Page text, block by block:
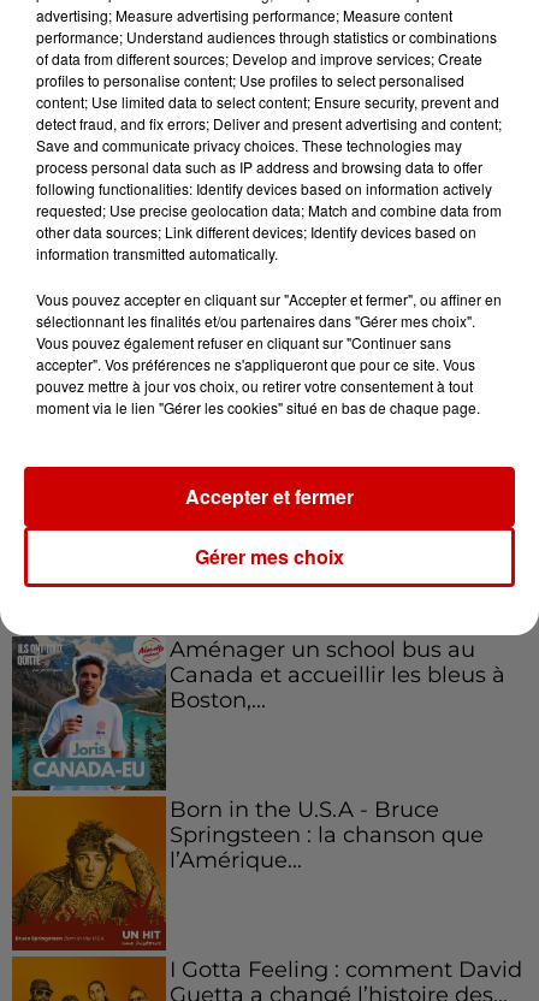
Destination Vacances - Gagnez
votre séjour en famille au cœur
de la...
Destination Vacances : inscrivez-
vous !
Podcasts Voir plus
Kelly Massol, figure
emblématique de
l'entrepreneuriat féminin
Aménager un school bus au
Canada et accueillir les bleus à
Boston,...
Born in the U.S.A - Bruce
Springsteen : la chanson que
l’Amérique...
I Gotta Feeling : comment David
Guetta a changé l’histoire des...
advertising; Measure advertising performance; Measure content
performance; Understand audiences through statistics or combinations
of data from different sources; Develop and improve services; Create
profiles to personalise content; Use profiles to select personalised
content; Use limited data to select content; Ensure security, prevent and
detect fraud, and fix errors; Deliver and present advertising and content;
Save and communicate privacy choices. These technologies may
process personal data such as IP address and browsing data to offer
following functionalities: Identify devices based on information actively
requested; Use precise geolocation data; Match and combine data from
other data sources; Link different devices; Identify devices based on
information transmitted automatically.
Vous pouvez accepter en cliquant sur "Accepter et fermer", ou affiner en
sélectionnant les finalités et/ou partenaires dans "Gérer mes choix".
Vous pouvez également refuser en cliquant sur "Continuer sans
accepter". Vos préférences ne s'appliqueront que pour ce site. Vous
pouvez mettre à jour vos choix, ou retirer votre consentement à tout
moment via le lien "Gérer les cookies" situé en bas de chaque page.
Gérer mes choix
Accepter et fermer